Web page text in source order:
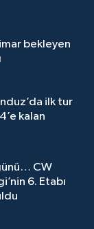
bekleyen
ilk tur
kalan
CW
6. Etabı